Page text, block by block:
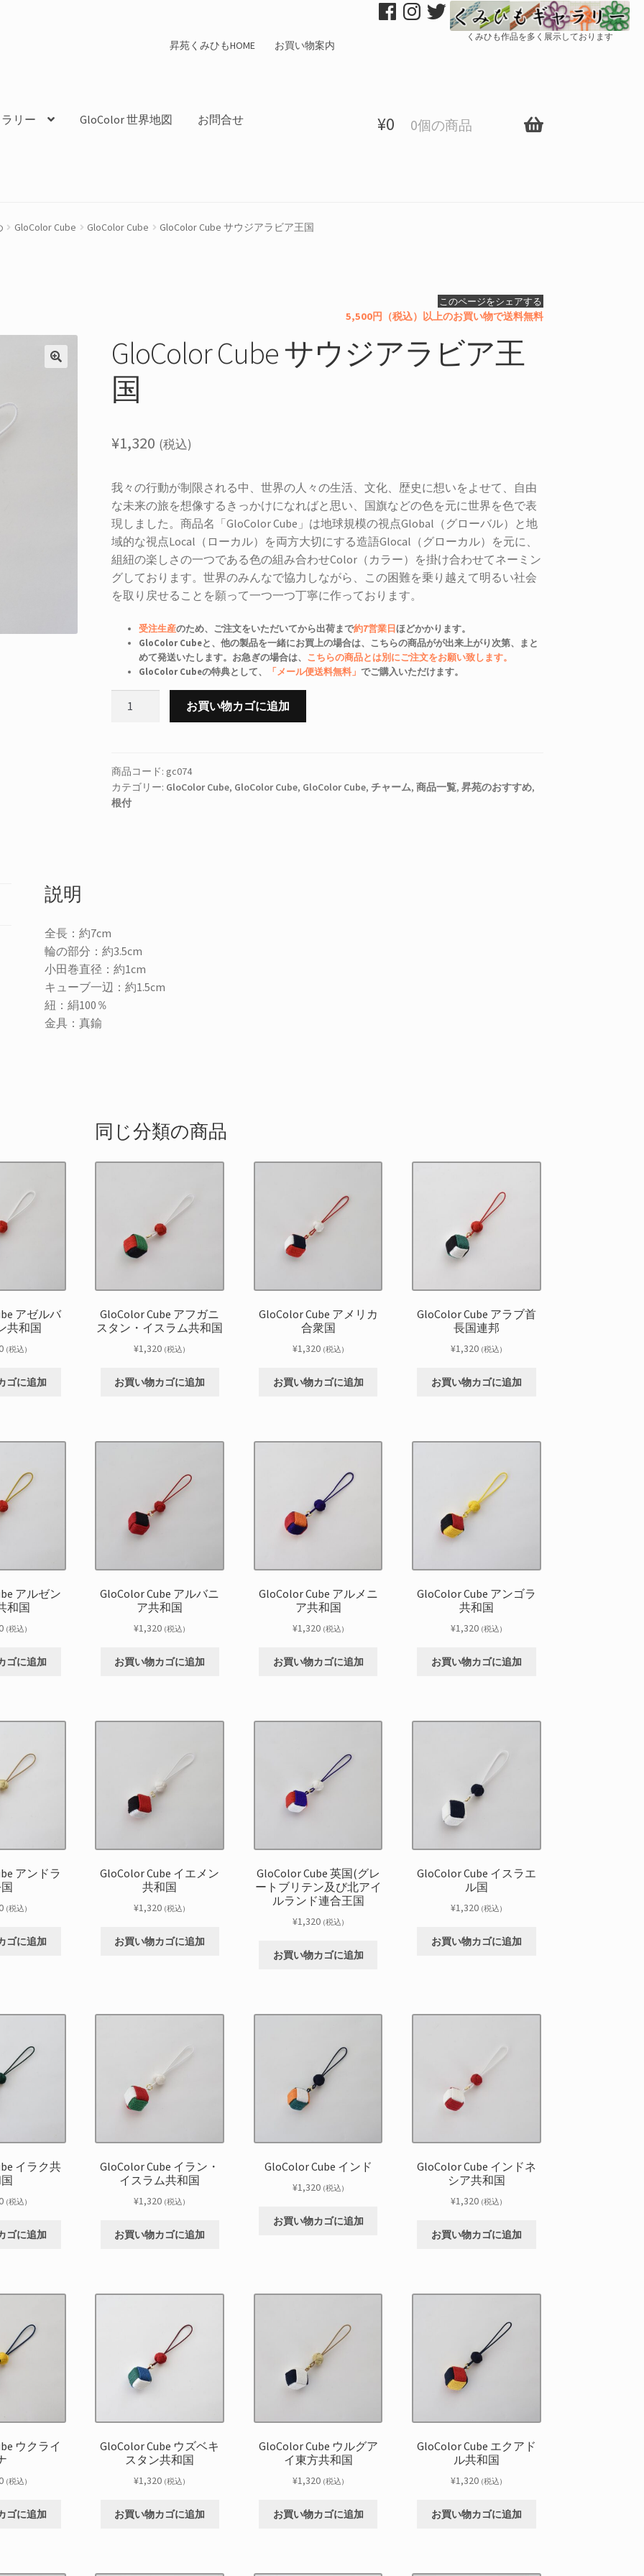
昇苑くみひもHOME お買い物案内
リー GloColor 世界地図 お問合せ ¥0 0個の商品
くみひも作品を多く展示しております
GloColor Cube GloColor Cube GloColor Cube サウジアラビア王国
このページをシェアする
5,500円（税込）以上のお買い物で送料無料
GloColor Cube サウジアラビア王
国
¥1,320 (税込)
我々の行動が制限される中、世界の人々の生活、文化、歴史に想いをよせて、自由
な未来の旅を想像するきっかけになればと思い、国旗などの色を元に世界を色で表
現しました。商品名「GloColor Cube」は地球規模の視点Global（グローバル）と地
域的な視点Local（ローカル）を両方大切にする造語Glocal（グローカル）を元に、
組紐の楽しさの一つである色の組み合わせColor（カラー）を掛け合わせてネーミン
グしております。世界のみんなで協力しながら、この困難を乗り越えて明るい社会
を取り戻せることを願って一つ一つ丁寧に作っております。
受注生産のため、ご注文をいただいてから出荷まで約7営業日ほどかかります。
GloColor Cubeと、他の製品を一緒にお買上の場合は、こちらの商品がが出来上がり次第、まと
めて発送いたします。お急ぎの場合は、 こちらの商品とは別にご注文をお願い致します。
GloColor Cubeの特典として、
「メール便送料無料」でご購入いただけます。
ジ
ア
ラ
お買い物カゴに追加
商品コード: gc074
カテゴリー: GloColor Cube, GloColor Cube, GloColor Cube, チャーム, 商品一覧, 昇苑のおすすめ,
根付
説明
全長：約7cm
輪の部分：約3.5cm
小田巻直径：約1cm
キューブ一辺：約1.5cm
紐：絹100％
金具：真鍮
同じ分類の商品
アゼルバ
共和国
(税込)
ゴに追加
GloColor Cube アフガニ
スタン・イスラム共和国
¥1,320 (税込)
お買い物カゴに追加
GloColor Cube アメリカ
合衆国
¥1,320 (税込)
お買い物カゴに追加
GloColor Cube アラブ首
長国連邦
¥1,320 (税込)
お買い物カゴに追加
アルゼン
和国
(税込)
ゴに追加
GloColor Cube アルバニ
ア共和国
¥1,320 (税込)
お買い物カゴに追加
GloColor Cube アルメニ
ア共和国
¥1,320 (税込)
お買い物カゴに追加
GloColor Cube アンゴラ
共和国
¥1,320 (税込)
お買い物カゴに追加
アンドラ
(税込)
ゴに追加
GloColor Cube イエメン
共和国
¥1,320 (税込)
お買い物カゴに追加
GloColor Cube 英国(グレ
ートブリテン及び北アイ
ルランド連合王国
¥1,320 (税込)
お買い物カゴに追加
GloColor Cube イスラエ
ル国
¥1,320 (税込)
お買い物カゴに追加
イラク共
(税込)
ゴに追加
GloColor Cube イラン・
イスラム共和国
¥1,320 (税込)
お買い物カゴに追加
GloColor Cube インド
¥1,320 (税込)
お買い物カゴに追加
GloColor Cube インドネ
シア共和国
¥1,320 (税込)
お買い物カゴに追加
ウクライ
(税込)
ゴに追加
GloColor Cube ウズベキ
スタン共和国
¥1,320 (税込)
お買い物カゴに追加
GloColor Cube ウルグア
イ東方共和国
¥1,320 (税込)
お買い物カゴに追加
GloColor Cube エクアド
ル共和国
¥1,320 (税込)
お買い物カゴに追加